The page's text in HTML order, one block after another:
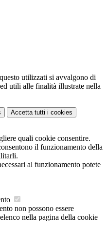
utilizzati si avvalgono di
utili alle finalità illustrate nella
Accetta tutti i cookies
quali cookie consentire.
il funzionamento della
al funzionamento potete
non possono essere
nella pagina della cookie